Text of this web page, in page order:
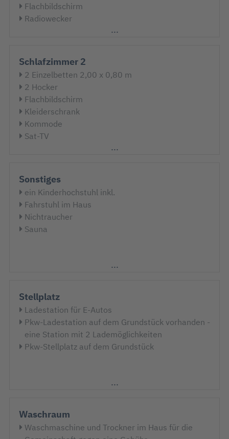
Flachbildschirm
Radiowecker
Stuhl
Tischlampe
Schlafzimmer 2
2 Einzelbetten 2,00 x 0,80 m
2 Hocker
Flachbildschirm
Kleiderschrank
Kommode
Sat-TV
Sonstiges
ein Kinderhochstuhl inkl.
Fahrstuhl im Haus
Nichtraucher
Sauna
Stellplatz
Ladestation für E-Autos
Pkw-Ladestation auf dem Grundstück vorhanden -
eine Station mit 2 Lademöglichkeiten
Pkw-Stellplatz auf dem Grundstück
Waschraum
Waschmaschine und Trockner im Haus für die